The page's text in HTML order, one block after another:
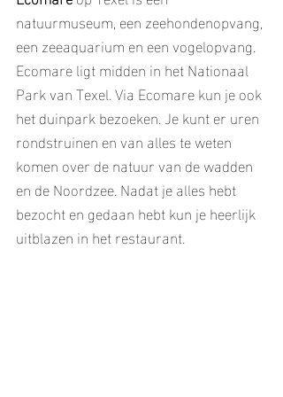
natuurmuseum, een zeehondenopvang,
een zeeaquarium en een vogelopvang.
Ecomare ligt midden in het Nationaal
Park van Texel. Via Ecomare kun je ook
het duinpark bezoeken. Je kunt er uren
rondstruinen en van alles te weten
komen over de natuur van de wadden
en de Noordzee. Nadat je alles hebt
bezocht en gedaan hebt kun je heerlijk
uitblazen in het restaurant.